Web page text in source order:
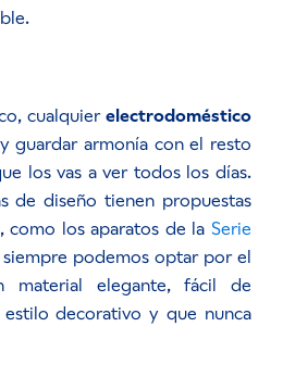
cualquierelectrodoméstico
guardar armonía con el resto
los vas a ver todos los días.
de diseño tienen propuestas
como los aparatos de la Serie
siempre podemos optar por el
material elegante, fácil de
decorativo y que nunca